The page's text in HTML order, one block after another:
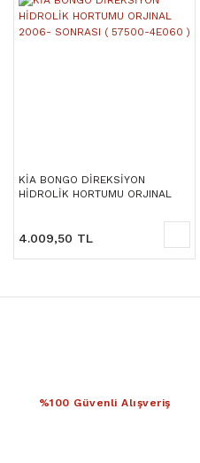
KİA BONGO DİREKSİYON
HİDROLİK HORTUMU ORJINAL
4.009,50 TL
%100 Güvenli Alışveriş